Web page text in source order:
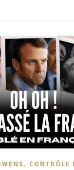
, CONTRÔLE